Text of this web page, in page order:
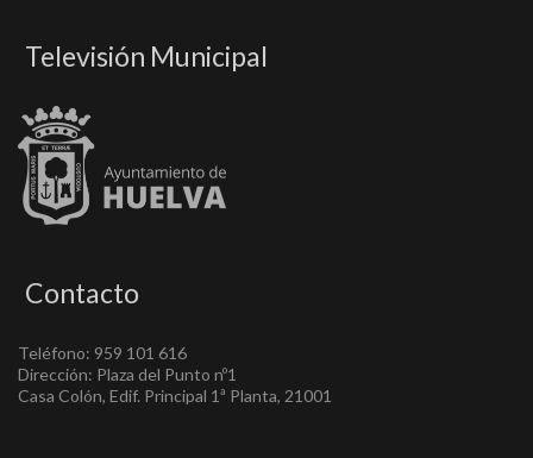
Televisión Municipal
Contacto
Teléfono: 959 101 616
Dirección: Plaza del Punto nº1
Casa Colón, Edif. Principal 1ª Planta, 21001